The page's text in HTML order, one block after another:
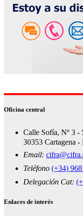
Oficina central
Calle Sofía, Nº 3 -
30353 Cartagena -
Email:
Teléfono (+34)
Delegación Cat:
Enlaces de interés